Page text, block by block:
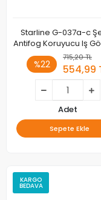
Starline G-037a-c
Antifog Koruyucu Iş
%22
715,20 TL
554,99
Adet
Sepete Ekle
KARGO
BEDAVA